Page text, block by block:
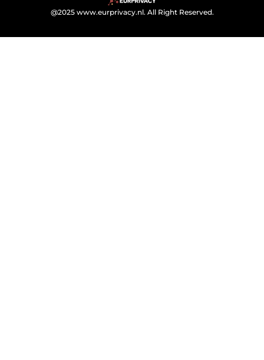
@2025 www.eurprivacy.nl. All Right Reserved.